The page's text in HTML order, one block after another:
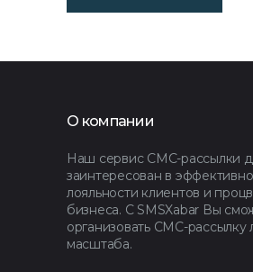
О компании
Наш сервис СМС-рассылки
заинтересован в
лояльности клиентов и
бизнеса. С SMSXabar Вы
организовать СМС-рассылку
масштаба.